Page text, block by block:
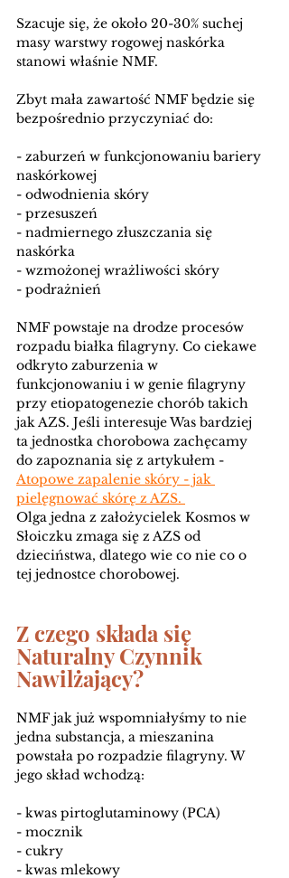
Szacuje się, że około 20-30% suchej
masy warstwy rogowej naskórka
stanowi właśnie NMF.
Zbyt mała zawartość NMF będzie się
bezpośrednio przyczyniać do:
- zaburzeń w funkcjonowaniu bariery
naskórkowej
- odwodnienia skóry
- przesuszeń
- nadmiernego złuszczania się
naskórka
- wzmożonej wrażliwości skóry
- podrażnień
NMF powstaje na drodze procesów
rozpadu białka filagryny. Co ciekawe
odkryto zaburzenia w
funkcjonowaniu i w genie filagryny
przy etiopatogenezie chorób takich
jak AZS. Jeśli interesuje Was bardziej
ta jednostka chorobowa zachęcamy
do zapoznania się z artykułem -
Atopowe zapalenie skóry - jak
pielęgnować skórę z AZS.
Olga jedna z założycielek Kosmos w
Słoiczku zmaga się z AZS od
dzieciństwa, dlatego wie co nie co o
tej jednostce chorobowej.
Z czego składa się
Naturalny Czynnik
Nawilżający?
NMF jak już wspomniałyśmy to nie
jedna substancja, a mieszanina
powstała po rozpadzie filagryny. W
jego skład wchodzą:
- kwas pirtoglutaminowy (PCA)
- mocznik
- cukry
- kwas mlekowy